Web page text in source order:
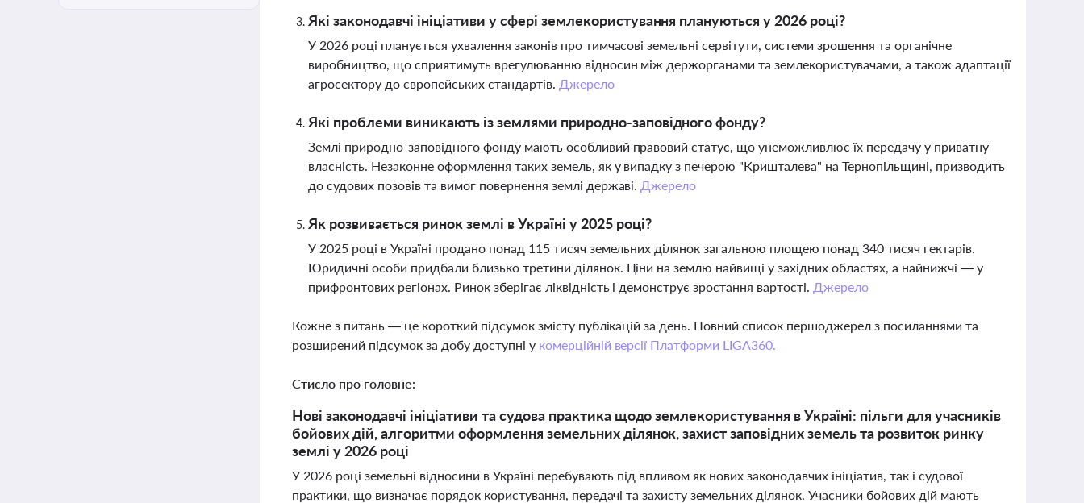
Які законодавчі ініціативи у сфері землекористування плануються у 2026 році?
У 2026 році планується ухвалення законів про тимчасові земельні сервітути, системи зрошення та органічне
виробництво, що сприятимуть врегулюванню відносин між держорганами та землекористувачами, а також адаптації
агросектору до європейських стандартів. Джерело
Які проблеми виникають із землями природно-заповідного фонду?
Землі природно-заповідного фонду мають особливий правовий статус, що унеможливлює їх передачу у приватну
власність. Незаконне оформлення таких земель, як у випадку з печерою "Кришталева" на Тернопільщині, призводить
до судових позовів та вимог повернення землі державі. Джерело
Як розвивається ринок землі в Україні у 2025 році?
У 2025 році в Україні продано понад 115 тисяч земельних ділянок загальною площею понад 340 тисяч гектарів.
Юридичні особи придбали близько третини ділянок. Ціни на землю найвищі у західних областях, а найнижчі — у
прифронтових регіонах. Ринок зберігає ліквідність і демонструє зростання вартості. Джерело
Кожне з питань — це короткий підсумок змісту публікацій за день. Повний список першоджерел з посиланнями та
розширений підсумок за добу доступні у комерційній версії Платформи LIGA360.
Стисло про головне:
Нові законодавчі ініціативи та судова практика щодо землекористування в Україні: пільги для учасників
бойових дій, алгоритми оформлення земельних ділянок, захист заповідних земель та розвиток ринку
землі у 2026 році
У 2026 році земельні відносини в Україні перебувають під впливом як нових законодавчих ініціатив, так і судової
практики, що визначає порядок користування, передачі та захисту земельних ділянок. Учасники бойових дій мають